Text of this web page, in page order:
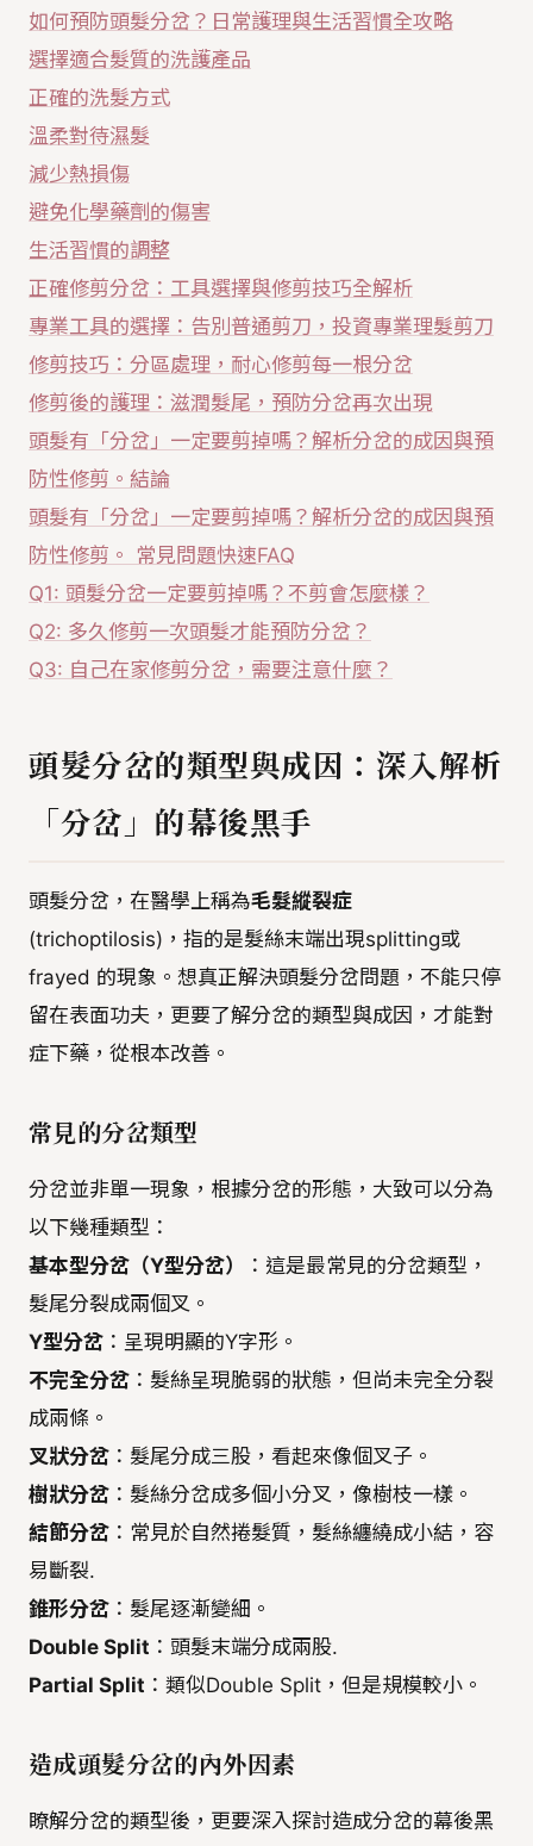
如何預防頭髮分岔？日常護理與生活習慣全攻略
選擇適合髮質的洗護產品
正確的洗髮方式
溫柔對待濕髮
減少熱損傷
避免化學藥劑的傷害
生活習慣的調整
正確修剪分岔：工具選擇與修剪技巧全解析
專業工具的選擇：告別普通剪刀，投資專業理髮剪刀
修剪技巧：分區處理，耐心修剪每一根分岔
修剪後的護理：滋潤髮尾，預防分岔再次出現
頭髮有「分岔」一定要剪掉嗎？解析分岔的成因與預
防性修剪。結論
頭髮有「分岔」一定要剪掉嗎？解析分岔的成因與預
防性修剪。 常見問題快速FAQ
Q1: 頭髮分岔一定要剪掉嗎？不剪會怎麼樣？
Q2: 多久修剪一次頭髮才能預防分岔？
Q3: 自己在家修剪分岔，需要注意什麼？
頭髮分岔的類型與成因：深入解析
「分岔」的幕後黑手
頭髮分岔，在醫學上稱為毛髮縱裂症
(trichoptilosis)，指的是髮絲末端出現splitting或
frayed 的現象。想真正解決頭髮分岔問題，不能只停
留在表面功夫，更要了解分岔的類型與成因，才能對
症下藥，從根本改善。
常見的分岔類型
分岔並非單一現象，根據分岔的形態，大致可以分為
以下幾種類型：
基本型分岔（Y型分岔）
：這是最常見的分岔類型，
髮尾分裂成兩個叉。
Y型分岔 ：呈現明顯的Y字形。
不完全分岔 ：髮絲呈現脆弱的狀態，但尚未完全分裂
成兩條。
叉狀分岔 ：髮尾分成三股，看起來像個叉子。
樹狀分岔 ：髮絲分岔成多個小分叉，像樹枝一樣。
結節分岔 ：常見於自然捲髮質，髮絲纏繞成小結，容
易斷裂.
錐形分岔 ：髮尾逐漸變細。
Double Split ：頭髮末端分成兩股.
Partial Split ：類似Double Split，但是規模較小。
造成頭髮分岔的內外因素
瞭解分岔的類型後，更要深入探討造成分岔的幕後黑